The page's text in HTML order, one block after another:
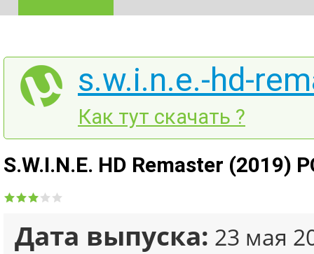
s.w.i.n.e.-hd-
Как тут скачать ?
S.W.I.N.E. HD Remaster (2019)
Дата выпуска: 23 мая